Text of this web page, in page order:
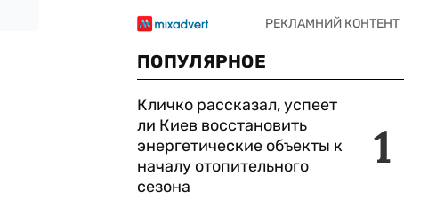
ПОПУЛЯРНОЕ
1
Кличко рассказал, успеет
ли Киев восстановить
энергетические объекты к
началу отопительного
сезона